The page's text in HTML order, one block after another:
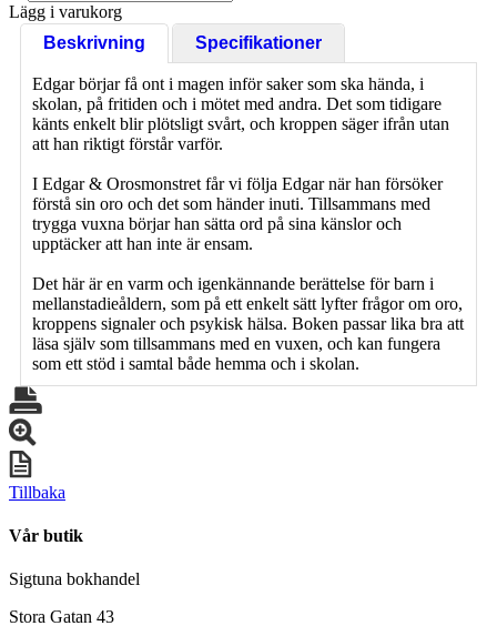
Lägg i varukorg
Beskrivning
Specifikationer
Edgar börjar få ont i magen inför saker som ska hända, i
skolan, på fritiden och i mötet med andra. Det som tidigare
känts enkelt blir plötsligt svårt, och kroppen säger ifrån utan
att han riktigt förstår varför.
I Edgar & Orosmonstret får vi följa Edgar när han försöker
förstå sin oro och det som händer inuti. Tillsammans med
trygga vuxna börjar han sätta ord på sina känslor och
upptäcker att han inte är ensam.
Det här är en varm och igenkännande berättelse för barn i
mellanstadieåldern, som på ett enkelt sätt lyfter frågor om oro,
kroppens signaler och psykisk hälsa. Boken passar lika bra att
läsa själv som tillsammans med en vuxen, och kan fungera
som ett stöd i samtal både hemma och i skolan.
Tillbaka
Vår butik
Sigtuna bokhandel
Stora Gatan 43